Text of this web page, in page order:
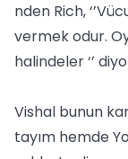
nden Rich,
vermek odur.
halindeler ‘’
Vishal bunun
tayım hemde